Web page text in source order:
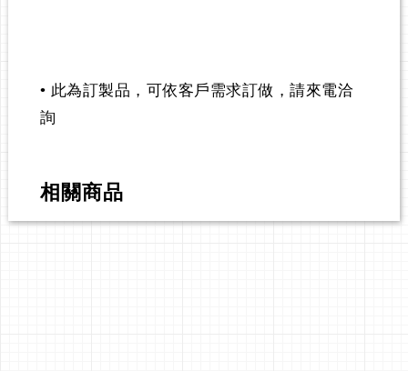
• 此為訂製品，可依客戶需求訂做，請來電洽
詢
相關商品